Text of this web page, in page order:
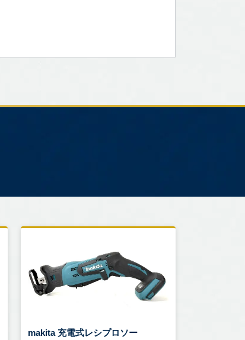
makita 充電式レシプロソー